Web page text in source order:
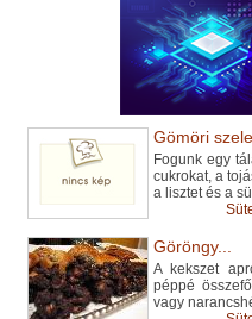
Gömöri
Fogunk egy
cukrokat, a
a lisztet és a
Göröngy...
A kekszet
péppé
vagy